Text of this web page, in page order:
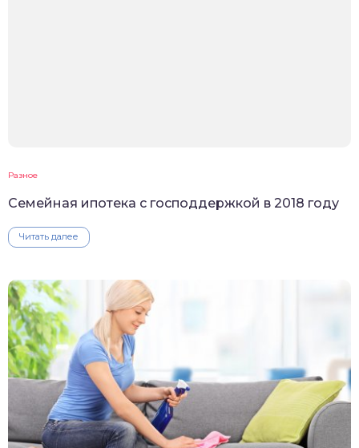
Разное
Семейная ипотека с господдержкой в 2018 году
Читать далее